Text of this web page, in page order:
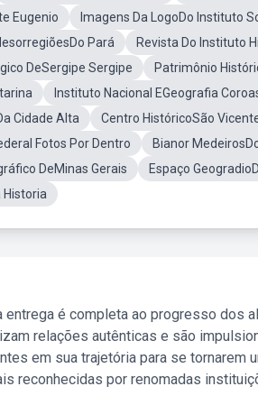
Eugenio
Imagens Da LogoDo Instituto
Pará
Revista Do Instituto
DeSergipe Sergipe
Patrimônio
Instituto Nacional EGeografia
Cidade Alta
Centro HistóricoSão
Fotos Por Dentro
Bianor
DeMinas Gerais
Espaço
Historia
entrega é completa ao progresso dos
relações autênticas e são
em sua trajetória para se tornarem
reconhecidas por renomadas